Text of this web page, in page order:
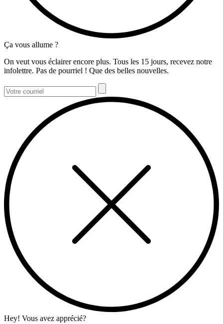
Ça vous allume ?
On veut vous éclairer encore plus. Tous les 15 jours, recevez notre
infolettre. Pas de pourriel ! Que des belles nouvelles.
Hey! Vous avez apprécié?